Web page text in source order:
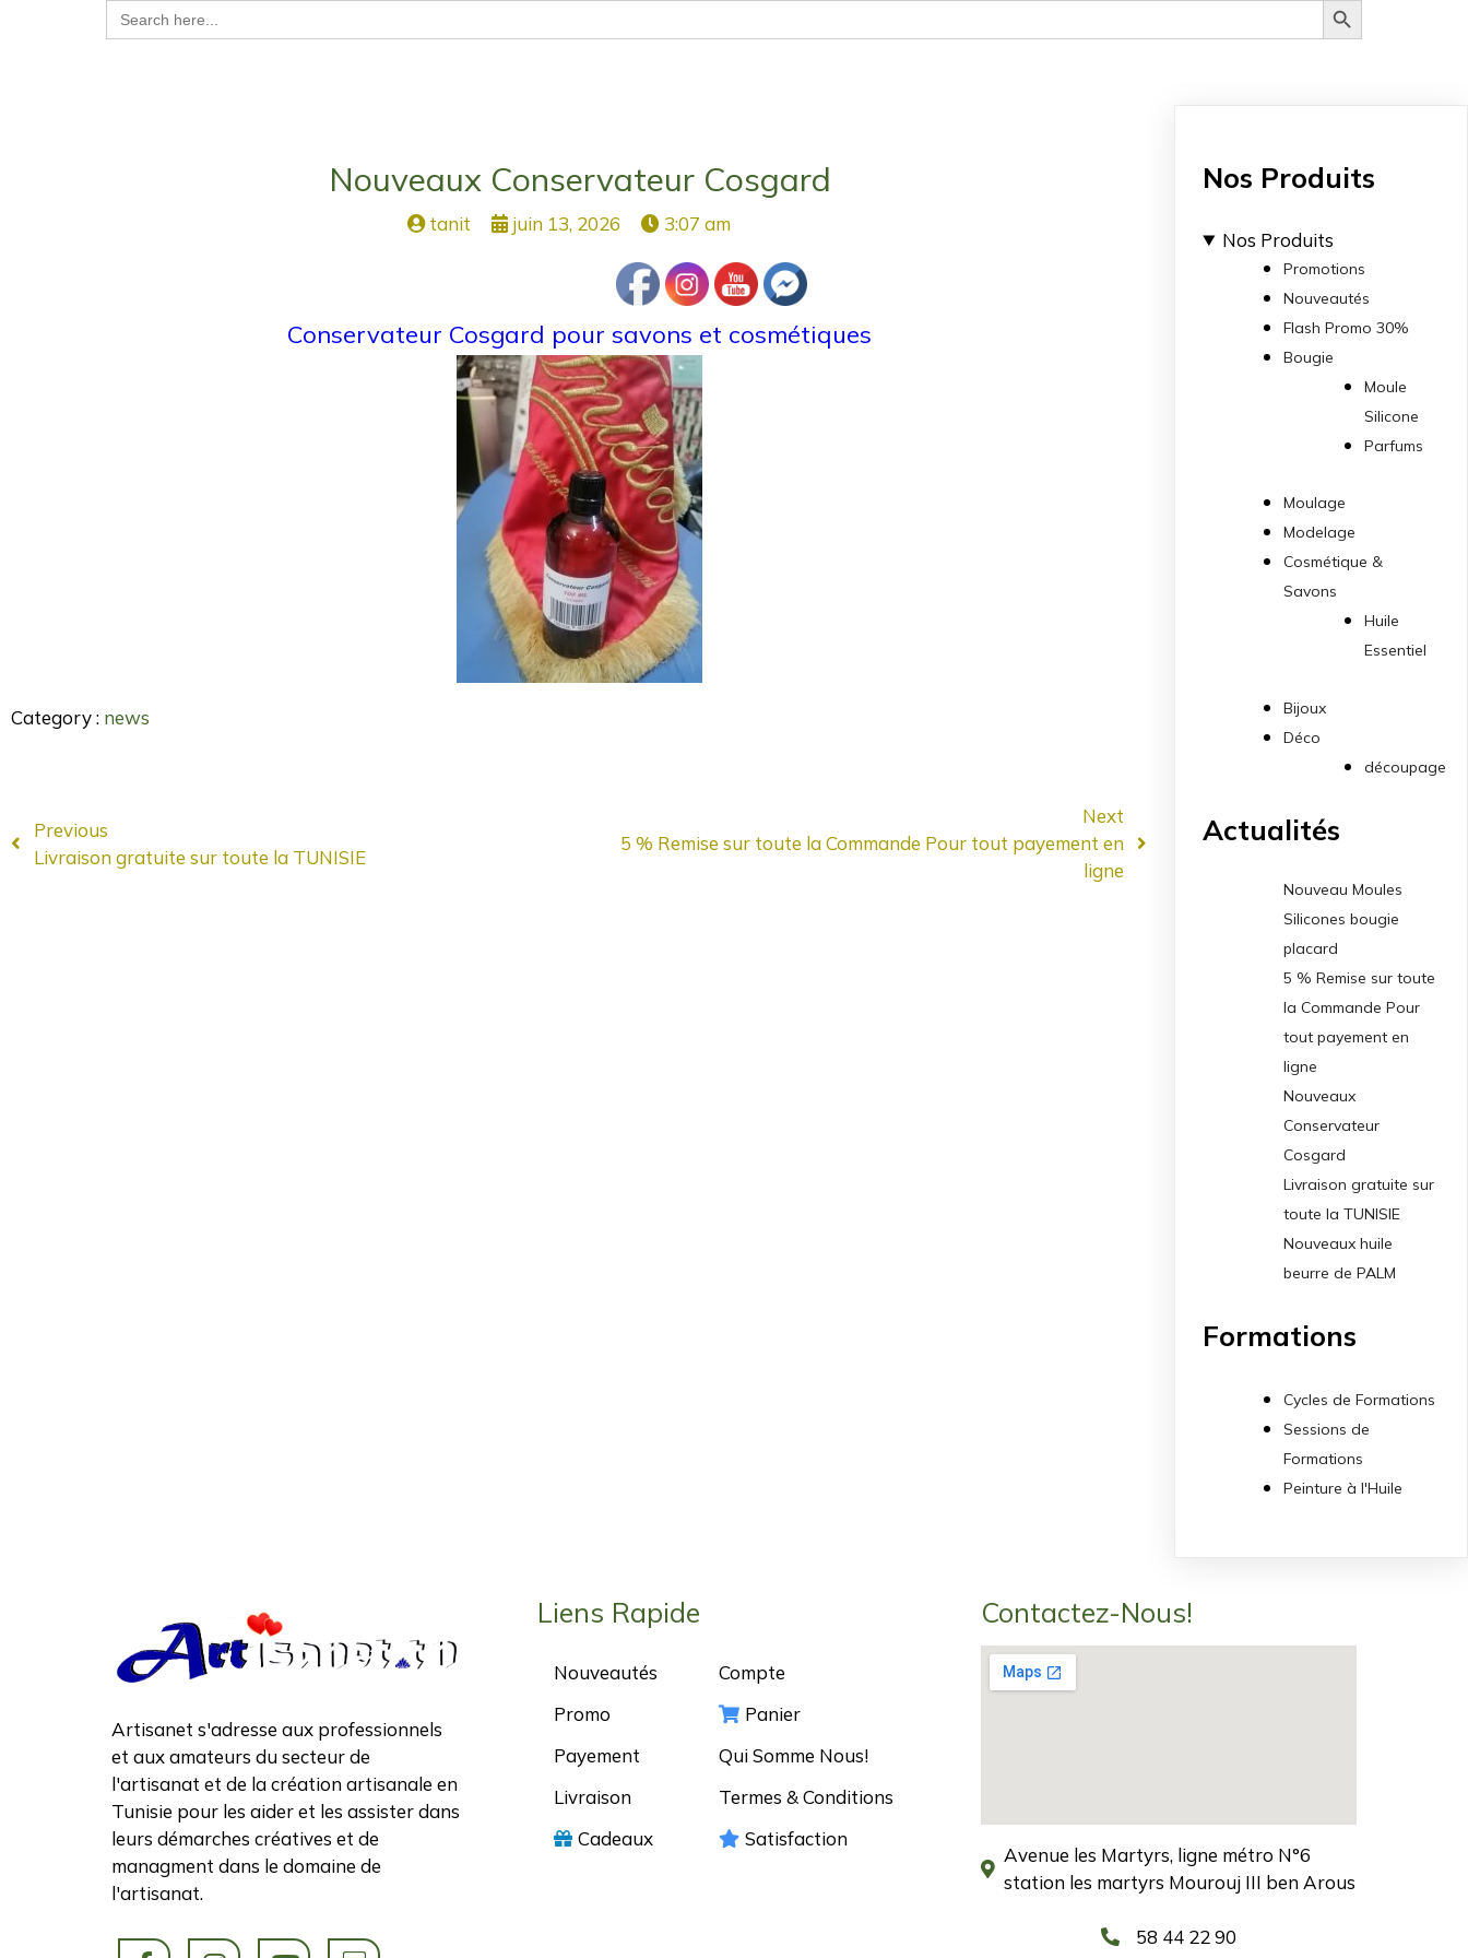
Search
for:
Nouveaux Conservateur Cosgard
tanit juin 13, 2026 3:07 am
Conservateur Cosgard pour savons et cosmétiques
Category : news
Previous
Livraison gratuite sur toute la TUNISIE
Next
5 % Remise sur toute la Commande Pour tout payement en
ligne
Nos Produits
Nos Produits
Promotions
Nouveautés
Flash Promo 30%
Bougie
Moule
Silicone
Parfums
Moulage
Modelage
Cosmétique &
Savons
Huile
Essentiel
Bijoux
Déco
découpage
Actualités
Nouveau Moules
Silicones bougie
placard
5 % Remise sur toute
la Commande Pour
tout payement en
ligne
Nouveaux
Conservateur
Cosgard
Livraison gratuite sur
toute la TUNISIE
Nouveaux huile
beurre de PALM
Formations
Cycles de Formations
Sessions de
Formations
Peinture à l'Huile
Artisanet s'adresse aux professionnels
et aux amateurs du secteur de
l'artisanat et de la création artisanale en
Tunisie pour les aider et les assister dans
leurs démarches créatives et de
managment dans le domaine de
l'artisanat.
Liens Rapide
Nouveautés
Promo
Payement
Livraison
Cadeaux
Compte
Panier
Qui Somme Nous!
Termes & Conditions
Satisfaction
Contactez-Nous!
Avenue les Martyrs, ligne métro N°6
station les martyrs Mourouj III ben Arous
58 44 22 90